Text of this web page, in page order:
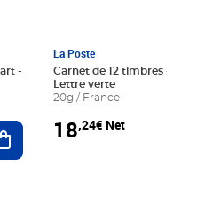
-
Ajouter au panier
La Poste
Carnet de 12 timbres - Le
Lettre verte
20g / France
18,24€ Net